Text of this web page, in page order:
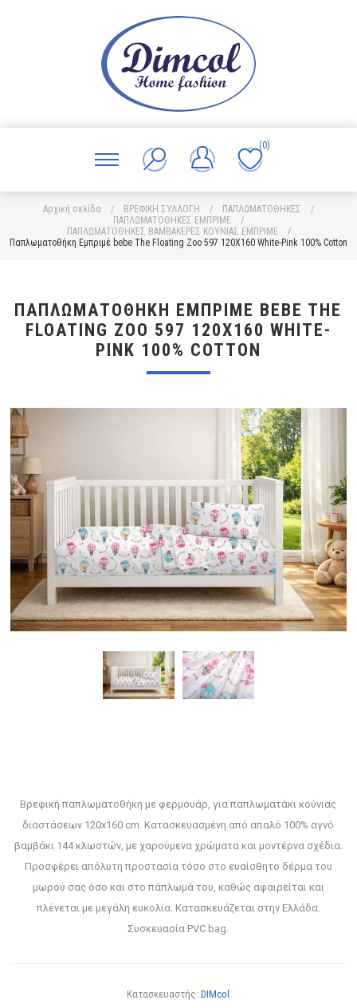
(0)
Αρχική σελίδα / ΒΡΕΦΙΚΗ ΣΥΛΛΟΓΗ / ΠΑΠΛΩΜΑΤΟΘΗΚΕΣ
/
ΠΑΠΛΩΜΑΤΟΘΗΚΕΣ ΕΜΠΡΙΜΕ
/
ΠΑΠΛΩΜΑΤΟΘΗΚΕΣ ΒΑΜΒΑΚΕΡΕΣ ΚΟΥΝΙΑΣ ΕΜΠΡΙΜΕ
/
Παπλωματοθήκη Εμπριμέ bebe The Floating Zoo 597 120X160 White-Pink 100% Cotton
ΠΑΠΛΩΜΑΤΟΘΉΚΗ ΕΜΠΡΙΜΈ BEBE THE
FLOATING ZOO 597 120X160 WHITE-
PINK 100% COTTON
Βρεφική παπλωματοθήκη με φερμουάρ, για παπλωματάκι κούνιας
διαστάσεων 120x160 cm. Κατασκευασμένη από απαλό 100% αγνό
βαμβάκι 144 κλωστών, με χαρούμενα χρώματα και μοντέρνα σχέδια.
Προσφέρει απόλυτη προστασία τόσο στο ευαίσθητο δέρμα του
μωρού σας όσο και στο πάπλωμά του, καθώς αφαιρείται και
πλένεται με μεγάλη ευκολία. Κατασκευάζεται στην Ελλάδα.
Συσκευασία PVC bag.
Κατασκευαστής: DIMcol